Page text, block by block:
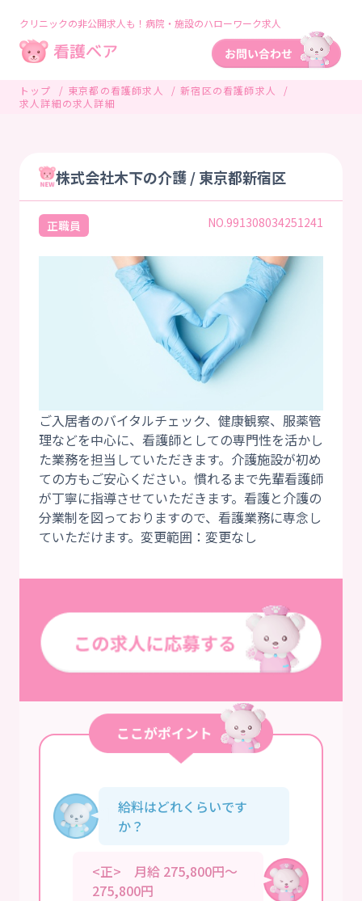
クリニックの非公開求人も！病院・施設のハローワーク求人
トップ 東京都の看護師求人
新宿区の看護師求人
求人詳細の求人詳細
株式会社木下の介護 / 東京都新宿区
正職員 NO.991308034251241
ご入居者のバイタルチェック、健康観察、服薬管
理などを中心に、看護師としての専門性を活かし
た業務を担当していただきます。介護施設が初め
ての方もご安心ください。慣れるまで先輩看護師
が丁寧に指導させていただきます。看護と介護の
分業制を図っておりますので、看護業務に専念し
給料はどれくらいです
か？
<正> 月給 275,800円～
275,800円